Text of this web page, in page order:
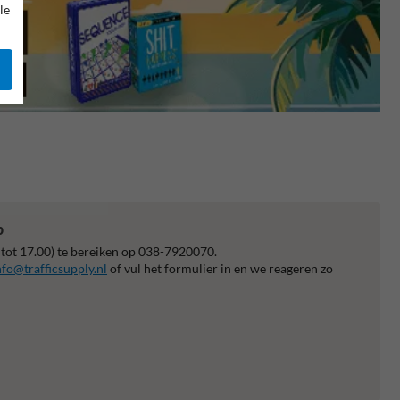
17.00) te bereiken op 038-7920070.
of vul het formulier in en we reageren zo